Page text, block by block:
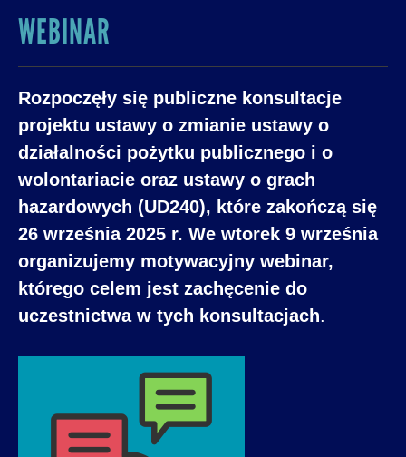
WEBINAR
Rozpoczęły się publiczne konsultacje
projektu ustawy o zmianie ustawy o
działalności pożytku publicznego i o
wolontariacie oraz ustawy o grach
hazardowych (UD240), które zakończą się
26 września 2025 r. We wtorek 9 września
organizujemy motywacyjny webinar,
którego celem jest zachęcenie do
uczestnictwa w tych konsultacjach.